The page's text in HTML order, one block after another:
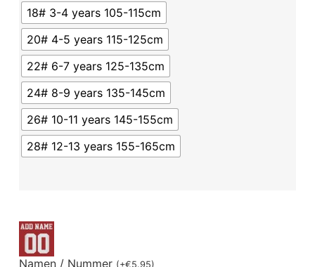
18# 3-4 years 105-115cm
20# 4-5 years 115-125cm
22# 6-7 years 125-135cm
24# 8-9 years 135-145cm
26# 10-11 years 145-155cm
28# 12-13 years 155-165cm
Namen / Nummer (+€5.95)